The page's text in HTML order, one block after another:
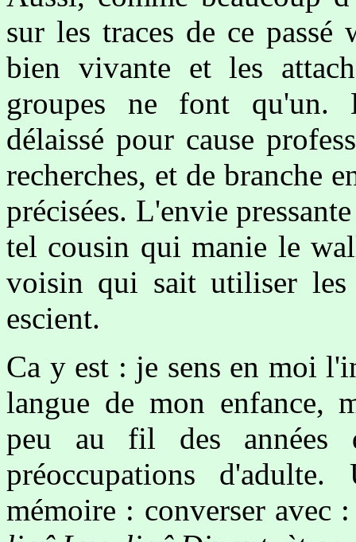
sur les traces de ce
bien vivante et les
groupes ne font qu'un.
délaissé pour cause
recherches, et de branche
précisées. L'envie
tel cousin qui manie le
voisin qui sait utiliser les
escient.
Ca y est : je sens en moi
langue de mon enfance,
peu au fil des années
préoccupations
mémoire : converser